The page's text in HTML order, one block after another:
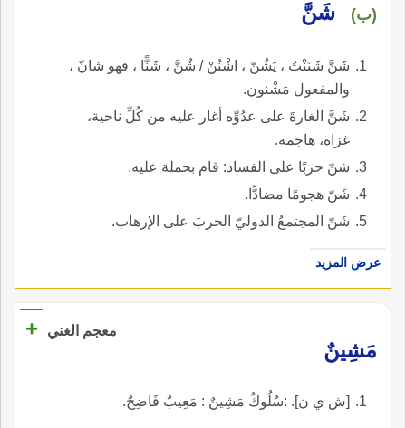
(ب) شَنَّ
شَنَّ شَنَنْتُ ، يَشُنّ ، اشْنُنْ / شُنَّ ، شَنًّا ، فهو شانّ ،
والمفعول مَشْنون.
شَنَّ الغارةَ على عدُوِّه أغار عليه من كُلِّ ناحية،
غزاه، هاجمه.
شنّ حربًا على الفساد: قام بحملة عليه.
شَنّ هجومًا مضادًّا.
شَنّ المجتمعُ الدوليّ الحربَ على الإرهاب.
عرض المزيد
معجم الغني
+
مَشِينٌ
[ش ي ن]. :سُلُوكٌ مَشِينٌ : مَعِيبٌ فَاضِحٌ.